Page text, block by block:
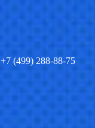
+7 (499) 288-88-75